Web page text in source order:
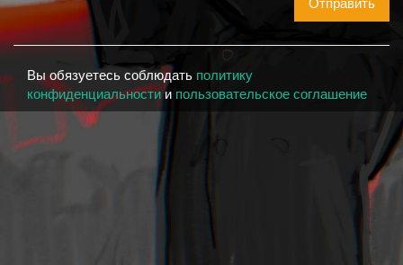
Вы обязуетесь соблюдать политику
конфиденциальностии пользовательское соглашение